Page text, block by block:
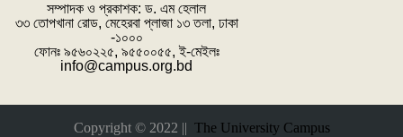
সম্পাদক ও প্রকাশক: ‌ড. এম হেলাল
৩৩ তোপখানা রোড, মেহেরবা প্লাজা ১৩ তলা, ঢাকা
-১০০০
ফোনঃ ৯৫৬০২২৫, ৯৫৫০০৫৫, ই-মেইলঃ
info@campus.org.bd
Copyright © 2022 || The University Campus